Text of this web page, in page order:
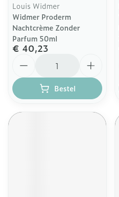
Louis Widmer
Widmer Proderm
Nachtcrème Zonder
Parfum 50ml
€ 40,23
Bestel